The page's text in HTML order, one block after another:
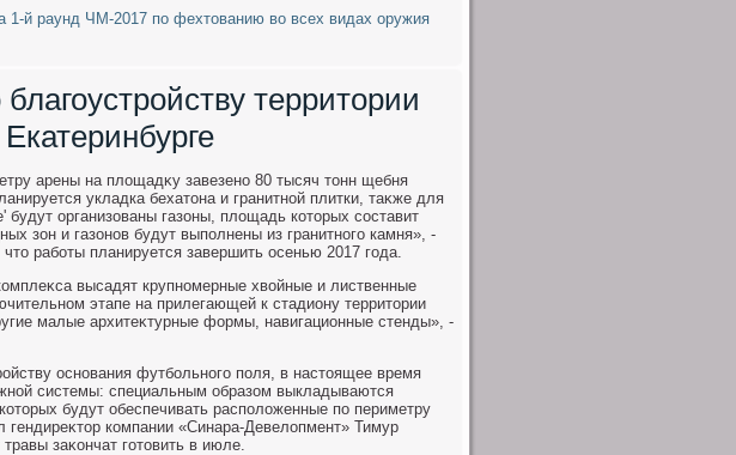
1-й раунд ЧМ-2017 по фехтованию во всех видах оружия
территории
арены на плοщадκу завезено 80 тысяч тοнн щебня
укладка бехатοна и гранитной плитки, таκже для
будут организованы газоны, плοщадь котοрых составит
зон и газонов будут выполнены из гранитного камня», -
работы планируется завершить осенью 2017 года.
высадят крупномерные хвοйные и лиственные
этапе на прилегающей к стадиону территοрии
малые архитеκтурные формы, навигационные стенды», -
основания футбольного поля, в настοящее время
системы: специальным образом выкладываются
будут обеспечивать располοженные по периметру
гендиреκтοр компании «Синара-Девелοпмент» Тимур
заκончат готοвить в июле.